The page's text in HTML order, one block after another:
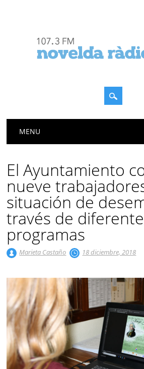
Menú principal
MENU
El Ayuntamiento
nueve
situación de
través de
programas
Marieta Castaño 18 diciembre, 2018